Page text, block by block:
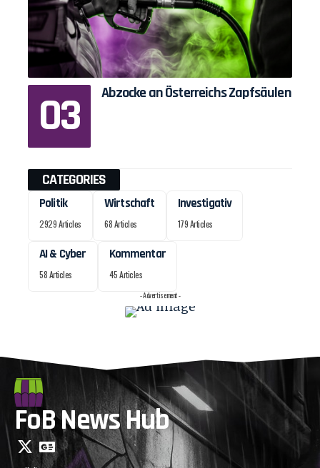
Abzocke an Österreichs Zapfsäulen
CATEGORIES
Politik
2929 Articles
Wirtschaft
68 Articles
Investigativ
179 Articles
AI & Cyber
58 Articles
Kommentar
45 Articles
- Advertisement -
FoB News Hub